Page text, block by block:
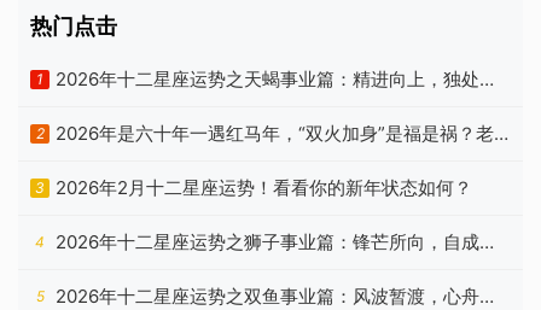
热门点击
1
2026年十二星座运势之天蝎事业篇：精进向上，独处自
2
2026年是六十年一遇红马年，“双火加身”是福是祸？老
祖宗忠告有答案
3 2026年2月十二星座运势！看看你的新年状态如何？
4
2026年十二星座运势之狮子事业篇：锋芒所向，自成山
5
2026年十二星座运势之双鱼事业篇：风波暂渡，心舟自